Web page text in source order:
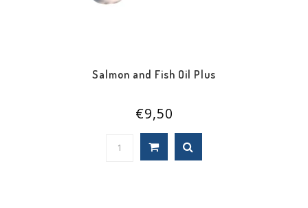
Salmon and Fish Oil Plus
€9,50